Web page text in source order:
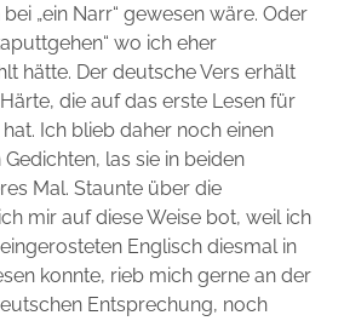
„ein Narr“ gewesen wäre. Oder
wo ich eher
hätte. Der deutsche Vers erhält
die auf das erste Lesen für
Ich blieb daher noch einen
las sie in beiden
Mal. Staunte über die
mir auf diese Weise bot, weil ich
Englisch diesmal in
konnte, rieb mich gerne an der
Entsprechung, noch